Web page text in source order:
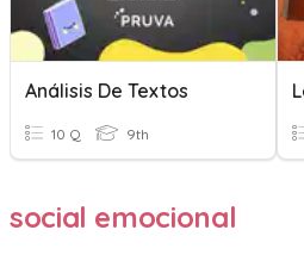
Análisis De Textos
10 Q 9th
social emocional